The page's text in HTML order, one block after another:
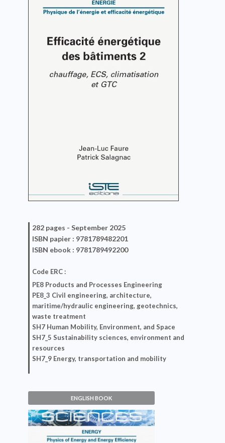
282 pages -September 2025
ISBN papier : 9781789482201
ISBN ebook : 9781789492200
Code ERC :
PE8 Products and Processes Engineering
PE8_3 Civil engineering, architecture,
maritime/hydraulic engineering, geotechnics,
waste treatment
SH7 Human Mobility, Environment, and Space
SH7_5 Sustainability sciences, environment and
resources
SH7_9 Energy, transportation and mobility
ENGLISH BOOK